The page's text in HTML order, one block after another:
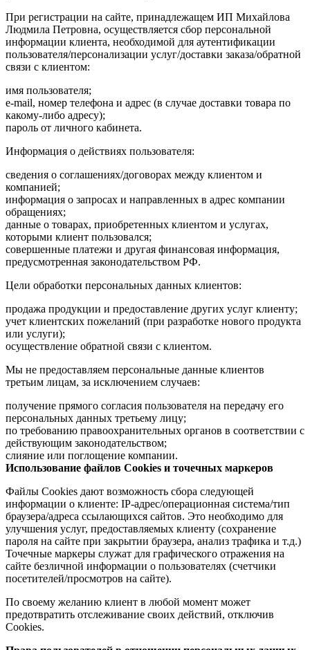
При регистрации на сайте, принадлежащем ИП Михайлова
Людмила Петровна, осуществляется сбор персональной
информации клиента, необходимой для аутентификации
пользователя/персонализации услуг/доставки заказа/обратной
связи с клиентом:
имя пользователя;
e-mail, номер телефона и адрес (в случае доставки товара по
какому-либо адресу);
пароль от личного кабинета.
Информация о действиях пользователя:
сведения о соглашениях/договорах между клиентом и
компанией;
информация о запросах и направленных в адрес компании
обращениях;
данные о товарах, приобретенных клиентом и услугах,
которыми клиент пользовался;
совершенные платежи и другая финансовая информация,
предусмотренная законодательством РФ.
Цели обработки персональных данных клиентов:
продажа продукции и предоставление других услуг клиенту;
учет клиентских пожеланий (при разработке нового продукта
или услуги);
осуществление обратной связи с клиентом.
Мы не предоставляем персональные данные клиентов
третьим лицам, за исключением случаев:
получение прямого согласия пользователя на передачу его
персональных данных третьему лицу;
по требованию правоохранительных органов в соответствии с
действующим законодательством;
слияние или поглощение компании.
Использование файлов Cookies и точечных маркеров
Файлы Cookies дают возможность сбора следующей
информации о клиенте: IP-адрес/операционная система/тип
браузера/адреса ссылающихся сайтов. Это необходимо для
улучшения услуг, предоставляемых клиенту (сохранение
пароля на сайте при закрытии браузера, анализ трафика и т.д.)
Точечные маркеры служат для графического отражения на
сайте безличной информации о пользователях (счетчики
посетителей/просмотров на сайте).
По своему желанию клиент в любой момент может
предотвратить отслеживание своих действий, отключив
Cookies.